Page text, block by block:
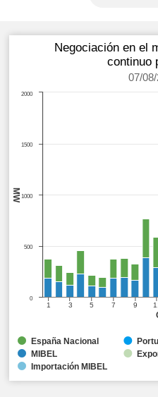
MW
Negociación en el
continuo
07/
1 3 5 7 9
0
500
1000
1500
2000
España Nacional
MIBEL
Importación MIBEL